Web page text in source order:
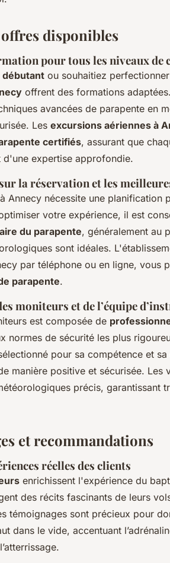
disponibles
pour tous les niveaux de
débutant ou souhaitiez
offrent des formations
avancées de parapente en
Les excursions aériennes à
certifiés, assurant que
d'une expertise approfondie.
la réservation et les
Annecy nécessite une
votre expérience, il est
du parapente, généralement au
sont idéales.
par téléphone ou en ligne, vous
parapente.
moniteurs et de l’équipe
est composée de
normes de sécurité les plus
pour sa compétence et
manière positive et sécurisée. Les
précis, garantissant
et recommandations
réelles des clients
enrichissent l'expérience du
des récits fascinants de leurs
témoignages sont précieux pour
dans le vide, accentuant